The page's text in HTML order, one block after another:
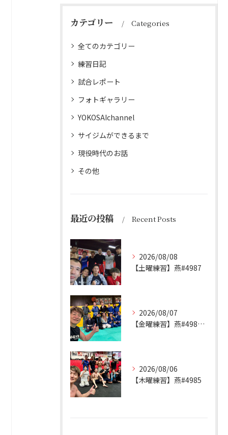
カテゴリー Categories
全てのカテゴリー
練習日記
試合レポート
フォトギャラリー
YOKOSAIchannel
サイジムができるまで
現役時代のお話
その他
最近の投稿 Recent Posts
2026/08/08
【土曜練習】燕#4987
2026/08/07
【金曜練習】燕#4986見附#493
2026/08/06
【木曜練習】燕#4985